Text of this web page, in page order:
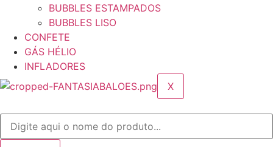
BUBBLES ESTAMPADOS
BUBBLES LISO
CONFETE
GÁS HÉLIO
INFLADORES
X